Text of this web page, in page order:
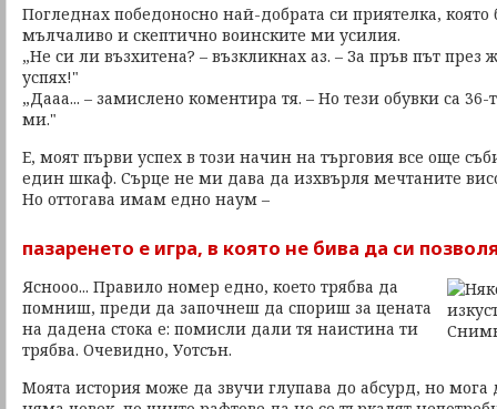
Погледнах победоносно най-добрата си приятелка,
мълчаливо и скептично воинските ми усилия.
„Не си ли възхитена? – възкликнах аз. – За пръв път през
успях!"
„Дааа... – замислено коментира тя. – Но тези обувки са
ми."
Е, моят първи успех в този начин на търговия все още
един шкаф. Сърце не ми дава да изхвърля мечтаните
Но оттогава имам едно наум –
пазаренето е игра, в която не бива да си
Яснооо... Правило номер едно, което трябва да
помниш, преди да започнеш да спориш за цената
на дадена стока е: помисли дали тя наистина ти
трябва. Очевидно, Уотсън.
Моята история може да звучи глупава до абсурд, но мога